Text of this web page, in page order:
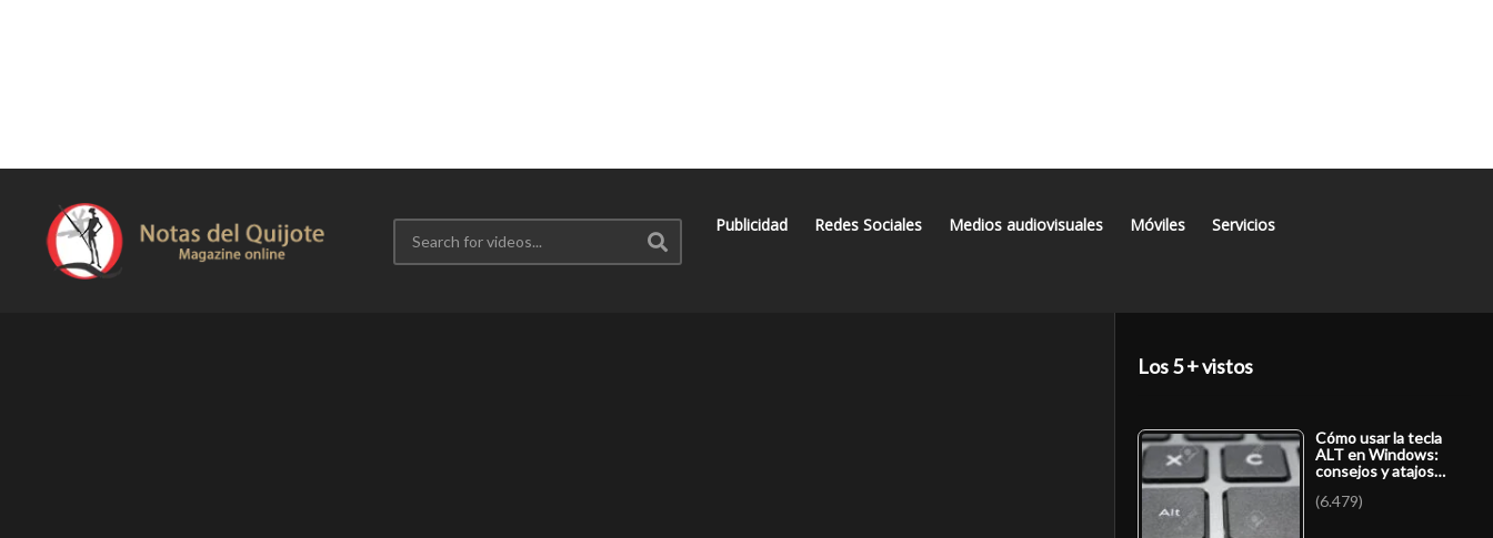
Publicidad Redes Sociales Medios audiovisuales Móviles Servicios
Los 5 + vistos
Cómo usar la tecla
ALT en Windows:
consejos y atajos…
(6.479)